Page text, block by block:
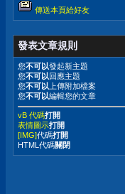
傳送本頁給好友
發表文章規則
您不可以發起新主題
您不可以 回應主題
您不可以 上傳附加檔案
您不可以編輯您的文章
vB 代碼打開
表情圖示打開
[IMG]代碼打開
HTML代碼關閉